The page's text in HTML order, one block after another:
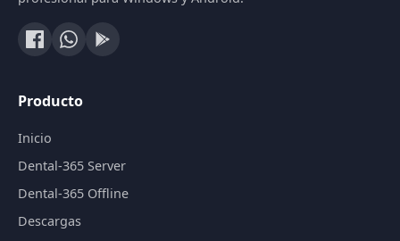
Producto
Inicio
Dental-365 Server
Dental-365 Offline
Descargas